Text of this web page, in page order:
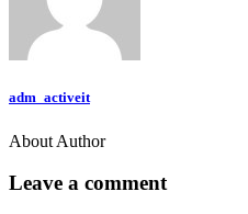
adm_activeit
About Author
Leave a comment